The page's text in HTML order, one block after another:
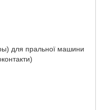
для пральної машини